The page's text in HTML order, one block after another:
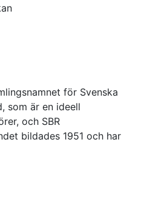
för Svenska
som är en ideell
och SBR
bildades 1951 och har